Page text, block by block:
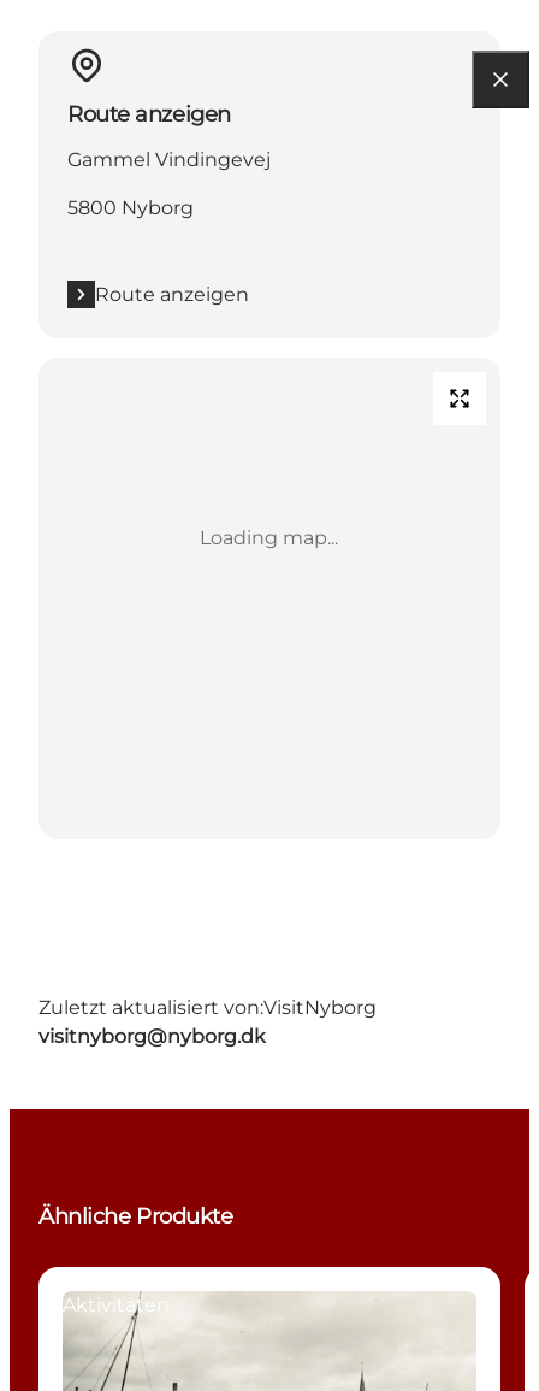
Route anzeigen
Gammel Vindingevej
5800 Nyborg
Route anzeigen
Loading map...
Zuletzt aktualisiert von:VisitNyborg
visitnyborg@nyborg.dk
Ähnliche Produkte
Aktivitäten